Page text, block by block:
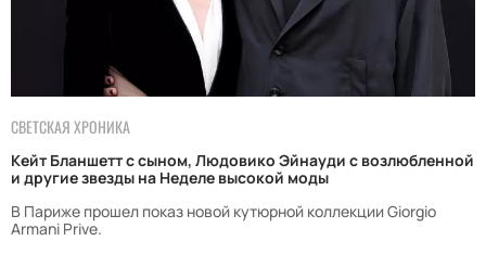
СВЕТСКАЯ ХРОНИКА
Кейт Бланшетт с сыном, Людовико Эйнауди с возлюбленной
и другие звезды на Неделе высокой моды
В Париже прошел показ новой кутюрной коллекции Giorgio
Armani Prive.